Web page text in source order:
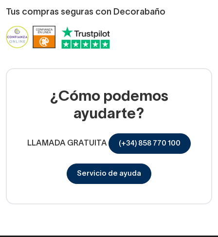
Tus compras seguras con Decorabaño
¿Cómo podemos
ayudarte?
LLAMADA GRATUITA (+34) 858 770 100
Servicio de ayuda